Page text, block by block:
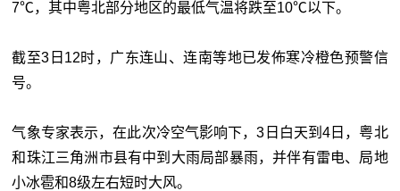
7℃，其中粤北部分地区的最低气温将跌至10℃以下。
截至3日12时，广东连山、连南等地已发佈寒冷橙色预警信
号。
气象专家表示，在此次冷空气影响下，3日白天到4日，粤北
和珠江三角洲市县有中到大雨局部暴雨，并伴有雷电、局地
小冰雹和8级左右短时大风。